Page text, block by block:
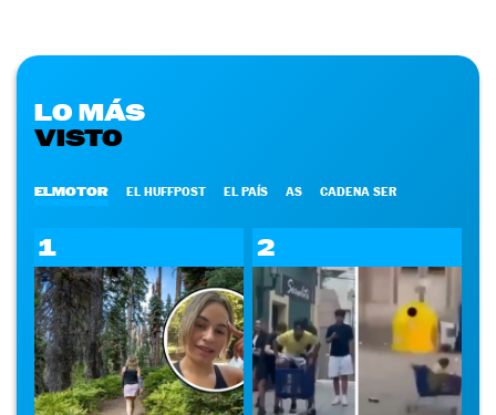
LO MÁS
VISTO
ELMOTOR EL HUFFPOST EL PAÍS AS CADENA SER
1 2